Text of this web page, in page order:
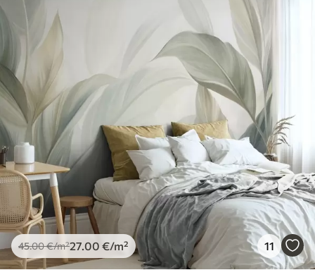
45 27
Premium
56 .67 €/m²
Premium vinil
66 40 .00 /m²
Peel and Stick
81.6749.00€/m²
45.00€/m²27 .00 €/m² 11